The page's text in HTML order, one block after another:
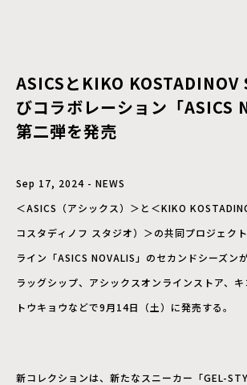
ASICSとKIKO KOSTADINOV
びコラボレーション「ASICS
第二弾を発売
Sep 17, 2024 - NEWS
＜ASICS（アシックス）＞と＜KIKO
コスタディノフ スタジオ）＞の共同プロジェク
ライン「ASICS NOVALIS」のセカンドシーズン
ラッグシップ、アシックスオンラインストア、
トウキョウなどで9月14日（土）に発売する。
新コレクションは、新たなスニーカー「GEL-